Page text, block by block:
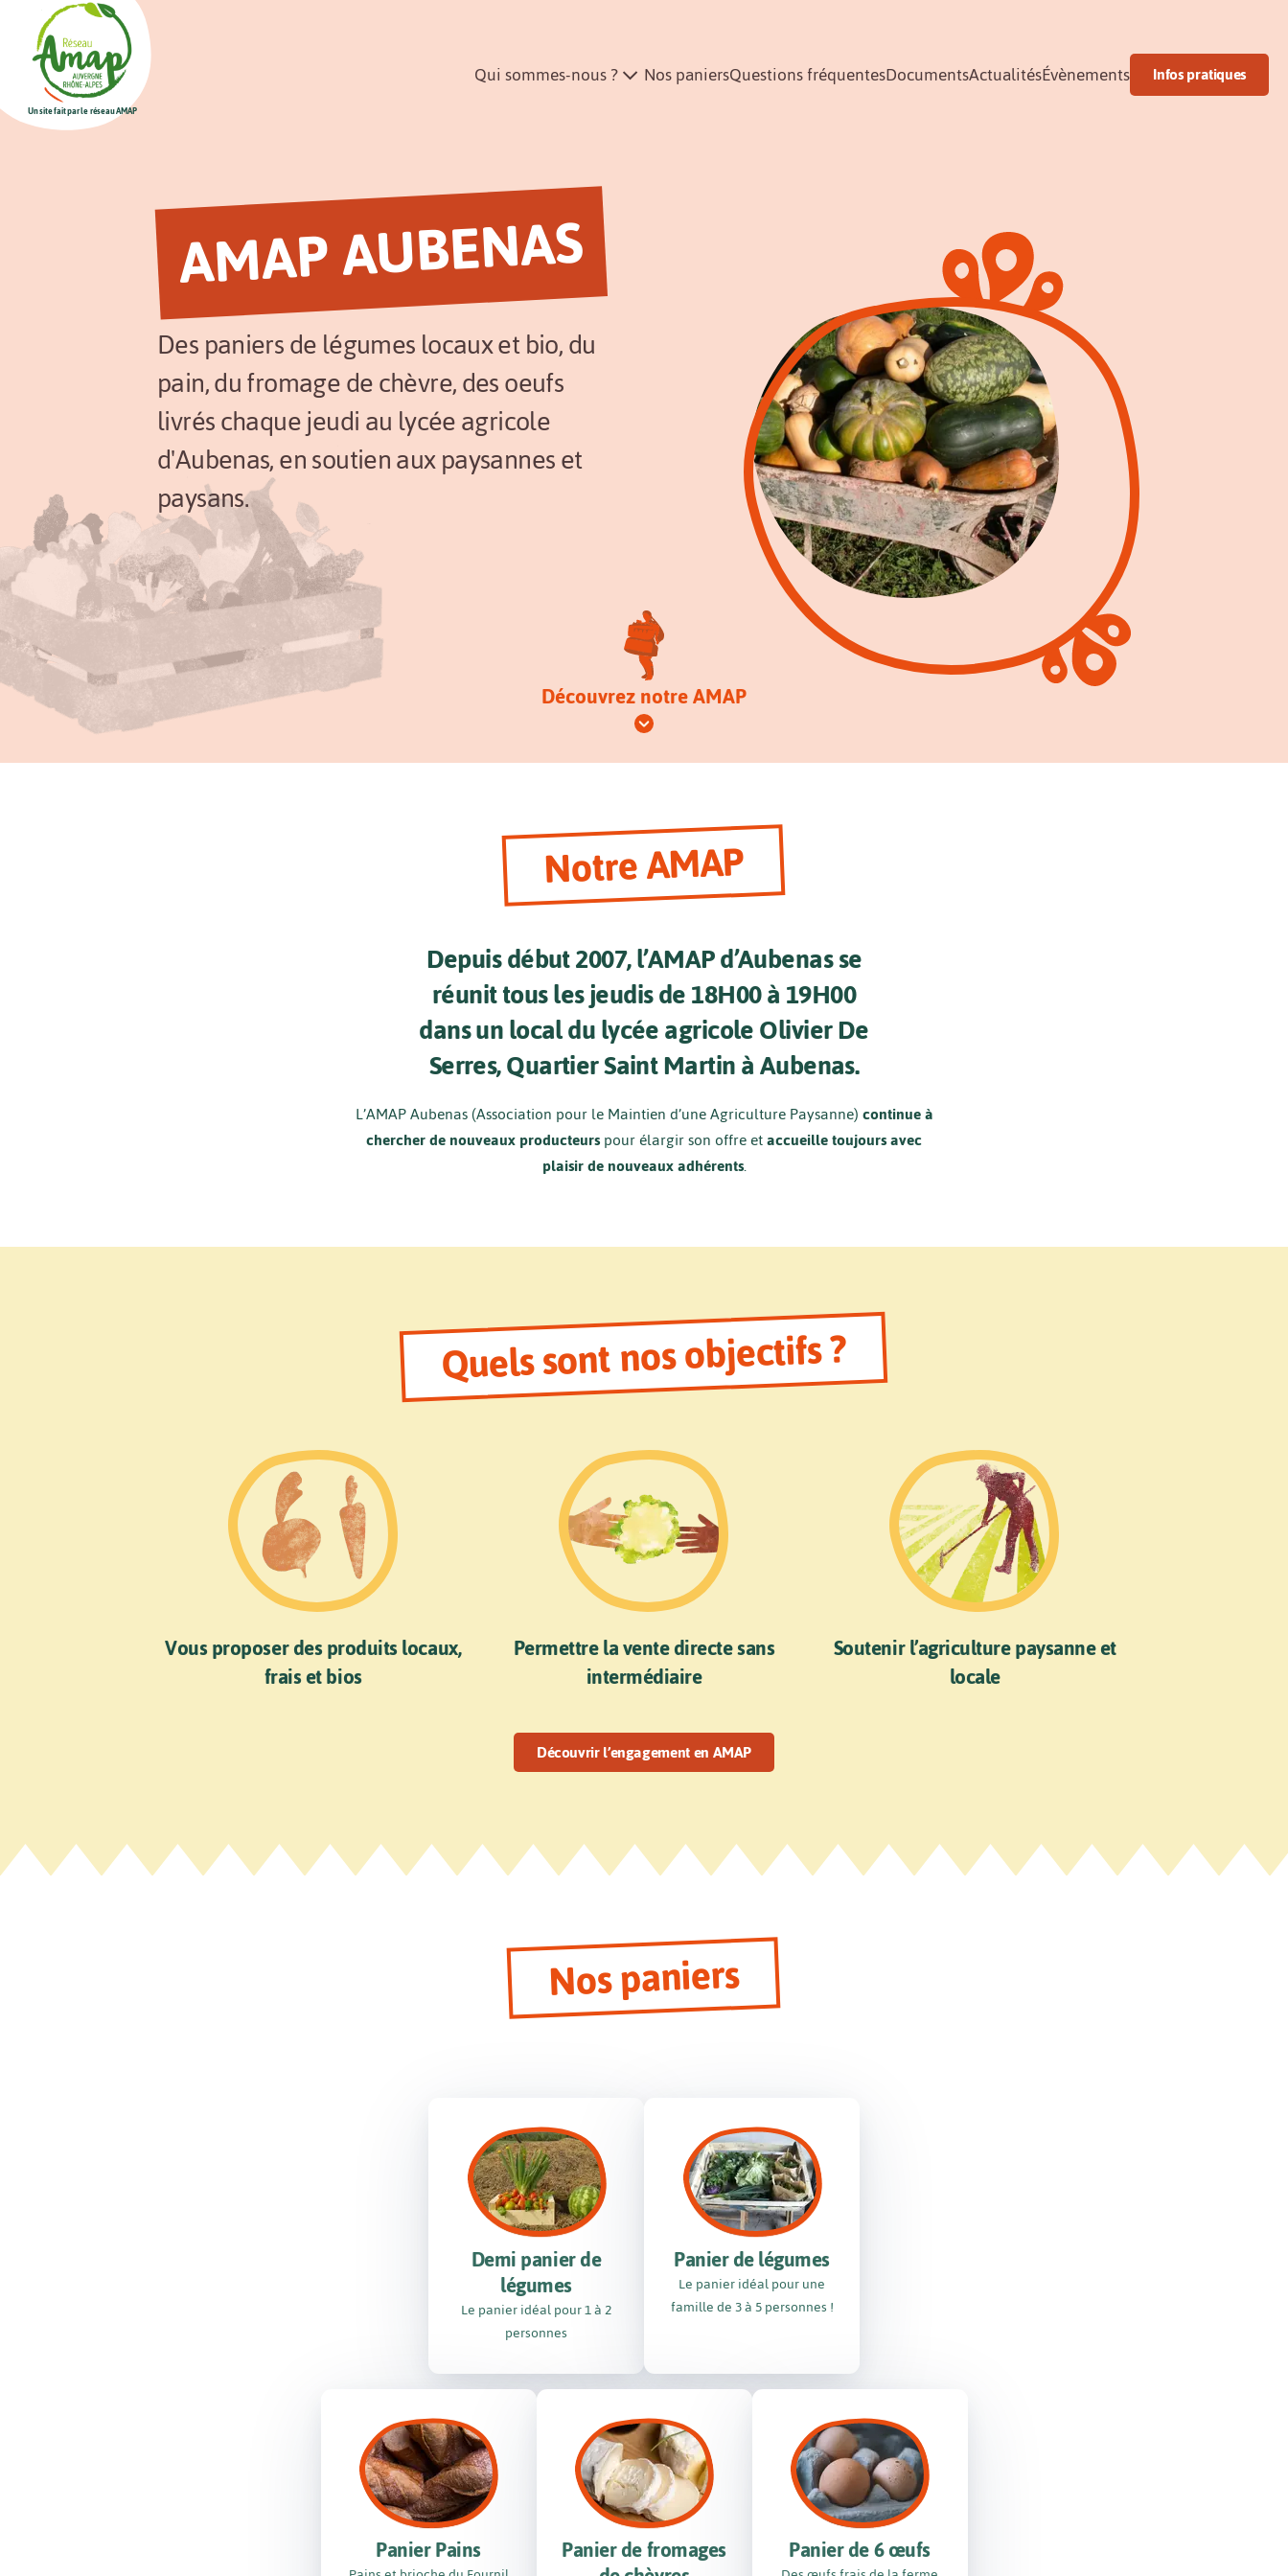
Un site fait par le réseau AMAP
Qui sommes-nous ? Nos paniersQuestions fréquentesDocumentsActualitésÉvènements Infos pratiques
AMAP AUBENAS
Des paniers de légumes locaux et bio, du
pain, du fromage de chèvre, des oeufs
livrés chaque jeudi au lycée agricole
d'Aubenas, en soutien aux paysannes et
paysans.
Découvrez notre AMAP
Notre AMAP
Depuis début 2007, l’AMAP d’Aubenas se
réunit tous les jeudis de 18H00 à 19H00
dans un local du lycée agricole Olivier De
Serres, Quartier Saint Martin à Aubenas.
L’AMAP Aubenas (Association pour le Maintien d’une Agriculture Paysanne)continue à
chercher de nouveaux producteurspour élargir son offre etaccueille toujours avec
plaisir de nouveaux adhérents.
Quels sont nos objectifs ?
Vous proposer des produits locaux,
frais et bios
Permettre la vente directe sans
intermédiaire
Soutenir l’agriculture paysanne et
locale
Découvrir l’engagement en AMAP
Nos paniers
Demi panier de
légumes
Le panier idéal pour 1 à 2
personnes
Panier de légumes
Le panier idéal pour une
famille de 3 à 5 personnes !
Panier Pains Panier de fromages Panier de 6 œufs